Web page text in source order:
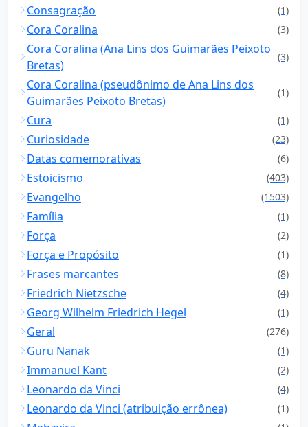
Consagração (1)
Cora Coralina (3)
Cora Coralina (Ana Lins dos Guimarães Peixoto
Bretas)
(3)
Cora Coralina (pseudônimo de Ana Lins dos
Guimarães Peixoto Bretas)
(1)
Cura (1)
Curiosidade (23)
Datas comemorativas (6)
Estoicismo (403)
Evangelho (1503)
Família (1)
Força (2)
Força e Propósito (1)
Frases marcantes (8)
Friedrich Nietzsche (4)
Georg Wilhelm Friedrich Hegel (1)
Geral (276)
Guru Nanak (1)
Immanuel Kant (2)
Leonardo da Vinci (4)
Leonardo da Vinci (atribuição errônea) (1)